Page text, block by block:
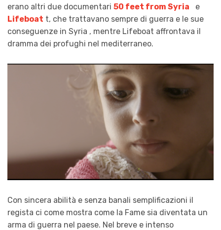
erano altri due documentari 50 feet from Syria e
Lifeboat t, che trattavano sempre di guerra e le sue
conseguenze in Syria , mentre Lifeboat affrontava il
dramma dei profughi nel mediterraneo.
Con sincera abilità e senza banali semplificazioni il
regista ci come mostra come la Fame sia diventata un
arma di guerra nel paese. Nel breve e intenso